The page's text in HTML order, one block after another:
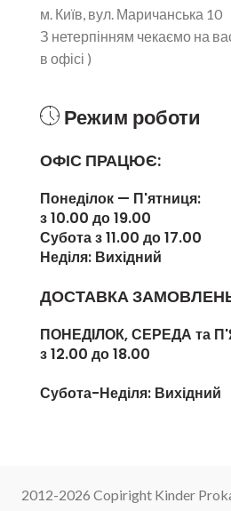
м. Київ, вул. Маричанська 10
З нетерпінням чекаємо на
в офісі )
Режим роботи
ОФІС ПРАЦЮЄ:
Понеділок — П'ятниця:
з 10.00 до 19.00
Субота з 11.00 до 17.00
Неділя: Вихідний
ДОСТАВКА
ПОНЕДІЛОК, СЕРЕДА та
з 12.00 до 18.00
Субота-Неділя: Вихідний
2012-2026 Copiright Kinder